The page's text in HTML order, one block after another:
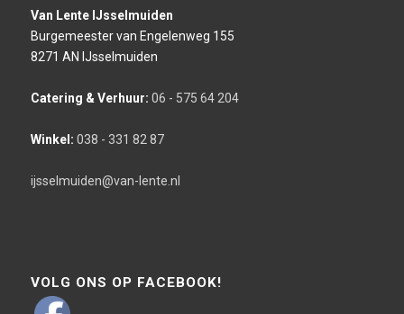
Van Lente IJsselmuiden
Burgemeester van Engelenweg 155
8271 AN IJsselmuiden
Catering & Verhuur: 06 - 575 64 204
Winkel: 038 - 331 82 87
ijsselmuiden@van-lente.nl
VOLG ONS OP FACEBOOK!